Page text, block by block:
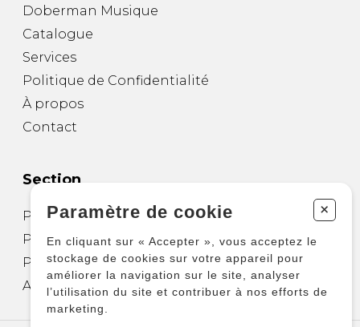
Doberman Musique
Catalogue
Services
Politique de Confidentialité
À propos
Contact
Section
Partitions pour guitare
Partitions pour autres instruments
Partitions pour ensembles
Autres produits
Paramètre de cookie +
En cliquant sur « Accepter », vous acceptez le
stockage de cookies sur votre appareil pour
améliorer la navigation sur le site, analyser
l’utilisation du site et contribuer à nos efforts de
marketing.